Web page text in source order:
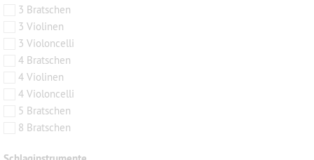
3 Bratschen
3 Violinen
3 Violoncelli
4 Bratschen
4 Violinen
4 Violoncelli
5 Bratschen
8 Bratschen